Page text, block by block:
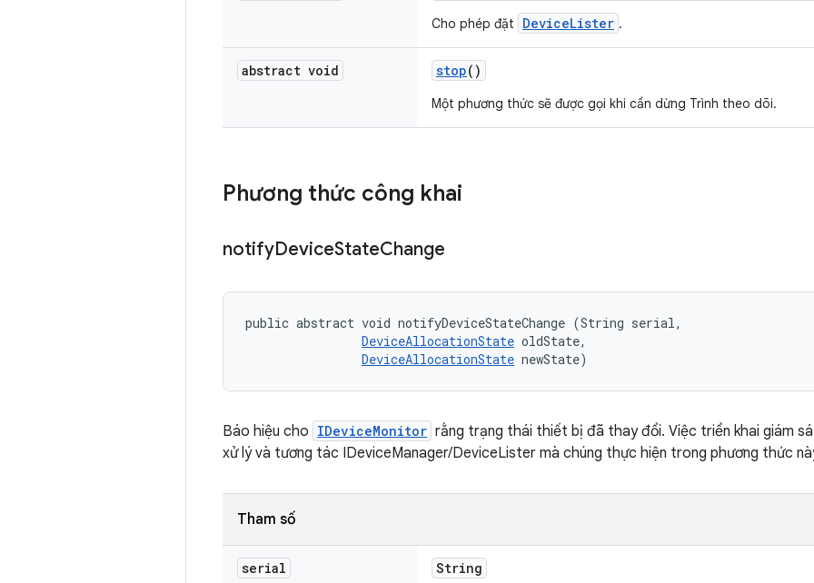
Cho phép đặt DeviceLister .
abstract void stop()
Một phương thức sẽ được gọi khi cần dừng Trình theo dõi.
Phương thức công khai
notifyDeviceStateChange
public abstract void notifyDeviceStateChange (String serial,
DeviceAllocationState oldState,
DeviceAllocationState newState)
Báo hiệu cho IDeviceMonitor rằng trạng thái thiết bị đã thay đổi. Việc triển khai giám
xử lý và tương tác IDeviceManager/DeviceLister mà chúng thực hiện trong phương thức
Tham số
serial String